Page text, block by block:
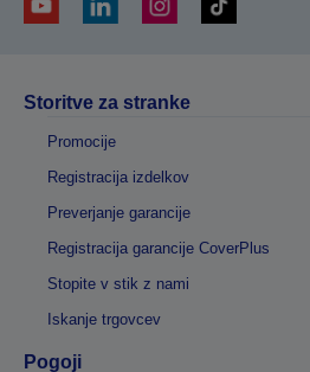
Storitve za stranke
Promocije
Registracija izdelkov
Preverjanje garancije
Registracija garancije CoverPlus
Stopite v stik z nami
Iskanje trgovcev
Pogoji